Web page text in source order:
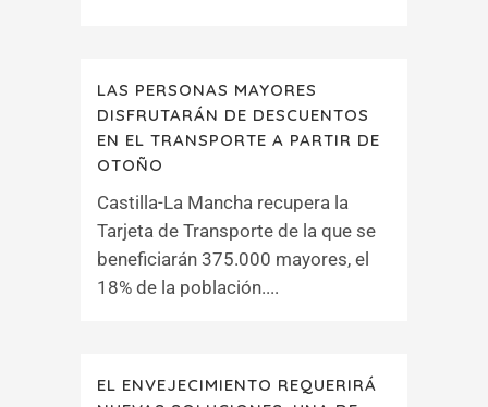
LAS PERSONAS MAYORES
DISFRUTARÁN DE DESCUENTOS
EN EL TRANSPORTE A PARTIR DE
OTOÑO
Castilla-La Mancha recupera la
Tarjeta de Transporte de la que se
beneficiarán 375.000 mayores, el
18% de la población....
EL ENVEJECIMIENTO REQUERIRÁ